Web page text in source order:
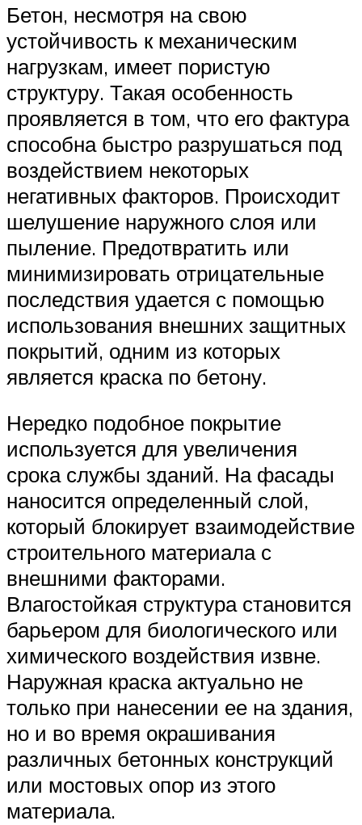
Бетон, несмотря на свою
устойчивость к механическим
нагрузкам, имеет пористую
структуру. Такая особенность
проявляется в том, что его фактура
способна быстро разрушаться под
воздействием некоторых
негативных факторов. Происходит
шелушение наружного слоя или
пыление. Предотвратить или
минимизировать отрицательные
последствия удается с помощью
использования внешних защитных
покрытий, одним из которых
является краска по бетону.
Нередко подобное покрытие
используется для увеличения
срока службы зданий. На фасады
наносится определенный слой,
который блокирует взаимодействие
строительного материала с
внешними факторами.
Влагостойкая структура становится
барьером для биологического или
химического воздействия извне.
Наружная краска актуально не
только при нанесении ее на здания,
но и во время окрашивания
различных бетонных конструкций
или мостовых опор из этого
материала.